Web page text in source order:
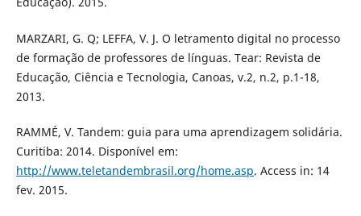
MARZARI, G. Q; LEFFA, V. J. O letramento digital no processo
de formação de professores de línguas. Tear: Revista de
Educação, Ciência e Tecnologia, Canoas, v.2, n.2, p.1-18,
2013.
RAMMÉ, V. Tandem: guia para uma aprendizagem solidária.
Curitiba: 2014. Disponível em:
http://www.teletandembrasil.org/home.asp. Access in: 14
fev. 2015.